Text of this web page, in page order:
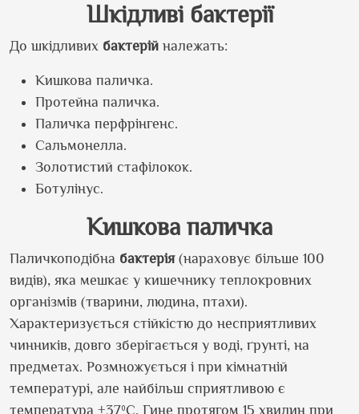
Шкідливі бактерії
До шкідливих бактерій належать:
Кишкова паличка.
Протейна паличка.
Паличка перфрінгенс.
Сальмонелла.
Золотистий стафілокок.
Ботулінус.
Кишкова паличка
Паличкоподібна бактерія(нараховує більше 100
видів), яка мешкає у кишечнику теплокровних
організмів (тварини, людина, птахи).
Характеризується стійкістю до несприятливих
чинників, довго зберігається у воді, ґрунті, на
предметах. Розмножується і при кімнатній
температурі, але найбільш сприятливою є
температура +37ºС. Гине протягом 15 хвилин при